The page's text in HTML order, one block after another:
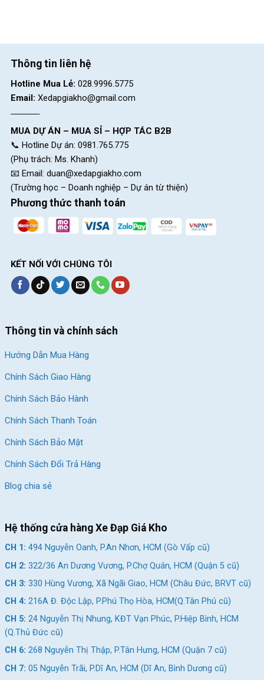
Lốp 700c, vành nhôm 2 lớp, lướt hơn, nhẹ hơn
Kết Luận
Không phải ngẫu nhiên mà Java Auriga R9 lại trở thành một
trong những mẫu Xe đạp thể thaođược săn đón nhất đầu năm
đạp Java Auriga R9 và hãy đến cửa hàng Xe Đạp Giá Kho Gần
Xem thêm các mẫu xe đạp đua mới nhất
Giảm 10%
Xe Đạp Đua Califa CR550 –
Khung Magie, LTWOO R5
7.690.000₫
8.500.000
Nhấn để xem đường đi
Cửa hàng xe đạp Tân Phú: Nhấn để xem đường đi
Cửa hàng xe đạp Thủ Đức:Nhấn để xem đường đi
Cửa hàng xe đạp Quận 7:
Cửa hàng xe đạp Dĩ An:Nhấn để xem đường đi
Cửa hàng xe đạp Thủ Dầu Một:Nhấn để xem đường đi
Thông tin liên hệ
Hotline Mua Lẻ: 028.9996.5775
Email: Xedapgiakho@gmail.com
MUA DỰ ÁN – MUA SỈ – HỢP TÁC B2B
📞 Hotline Dự án: 0981.765.775
(Phụ trách: Ms. Khanh)
📧 Email: duan@xedapgiakho.com
(Trường học – Doanh nghiệp – Dự án từ thiện)
Phương thức thanh toán
KẾT NỐI VỚI CHÚNG TÔI
Thông tin và chính sách
Hướng Dẫn Mua Hàng
Chính Sách Giao Hàng
Chính Sách Bảo Hành
Chính Sách Thanh Toán
Chính Sách Bảo Mật
Chính Sách Đổi Trả Hàng
Blog chia sẻ
Hệ thống cửa hàng Xe Đạp Giá Kho
CH 1: 494 Nguyễn Oanh, P.An Nhơn, HCM (Gò Vấp cũ)
CH 2: 322/36 An Dương Vương, P.Chợ Quán, HCM (Quận 5 cũ)
CH 3: 330 Hùng Vương, Xã Ngãi Giao, HCM (Châu Đức, BRVT cũ)
CH 4: 216A Đ. Độc Lập, P.Phú Thọ Hòa, HCM(Q.Tân Phú cũ)
CH 5: 24 Nguyễn Thị Nhung, KĐT Vạn Phúc, P.Hiệp Bình, HCM
(Q.Thủ Đức cũ)
CH 6: 268 Nguyễn Thị Thập, P.Tân Hưng, HCM (Quận 7 cũ)
CH 7: 05 Nguyễn Trãi, P.Dĩ An, HCM (Dĩ An, Bình Dương cũ)